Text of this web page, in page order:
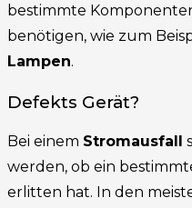
bestimmte
benötigen, wie zum
Lampen.
Defekts Gerät?
Bei einem Stromausfall
werden, ob ein
erlitten hat. In den